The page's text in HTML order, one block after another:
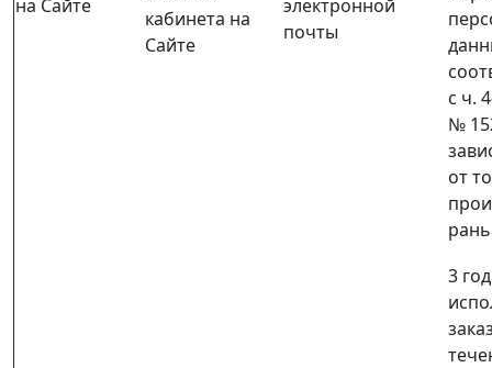
на Сайте
кабинета на
Сайте
электронной
почты
с ч.
№
от
3